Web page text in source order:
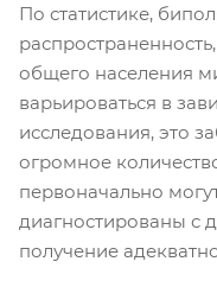
По статистике,
общего населения
варьироваться в
исследования, это
огромное
первоначально
диагностированы с
получение